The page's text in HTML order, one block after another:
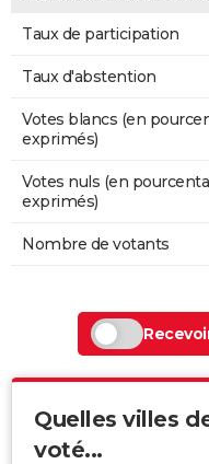
Taux de participation
Taux d'abstention
Votes blancs (en
exprimés)
Votes nuls (en
exprimés)
Nombre de votants
Quelles villes
voté...